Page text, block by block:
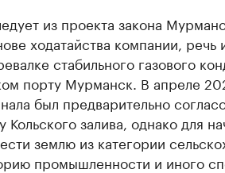
из проекта закона
ходатайства компании, речь
стабильного газового
порту Мурманск. В апреле
был предварительно
Кольского залива, однако для
землю из категории
промышленности и иного